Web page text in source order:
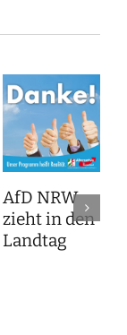
AfD NRW
zieht in den
Landtag